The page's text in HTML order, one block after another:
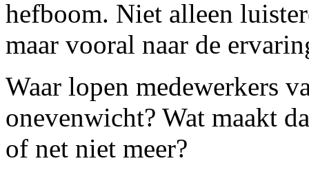
hefboom. Niet alleen
maar vooral naar de
Waar lopen medewerkers
onevenwicht? Wat maakt
of net niet meer?